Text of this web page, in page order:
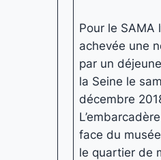
Pour le SAMA
achevée une
par un
la Seine le
décembre
face du
le quartier de